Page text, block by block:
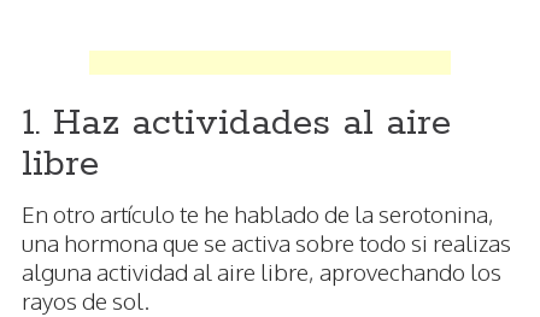
1. Haz actividades al aire
libre
En otro artículo te he hablado de la serotonina,
una hormona que se activa sobre todo si realizas
alguna actividad al aire libre, aprovechando los
rayos de sol.